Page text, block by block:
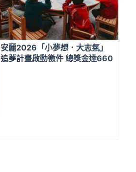
安麗2026「小夢想．大志氣」
追夢計畫啟動徵件 總獎金達660